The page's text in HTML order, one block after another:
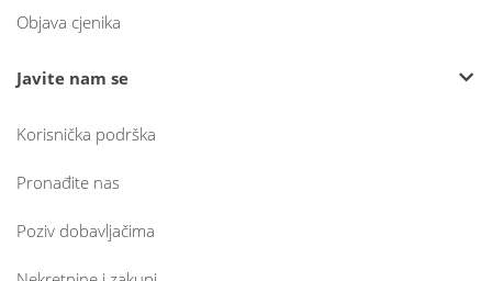
Objava cjenika
Javite nam se
Korisnička podrška
Pronađite nas
Poziv dobavljačima